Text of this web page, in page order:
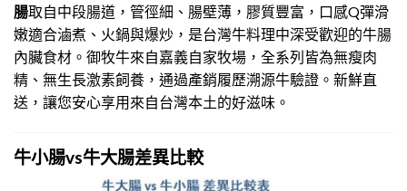
腸取自中段腸道，管徑細、腸壁薄，膠質豐富，口感Q彈滑
嫩適合滷煮、火鍋與爆炒，是台灣牛料理中深受歡迎的牛腸
內臟食材。御牧牛來自嘉義自家牧場，全系列皆為無瘦肉
精、無生長激素飼養，通過產銷履歷溯源牛驗證。新鮮直
送，讓您安心享用來自台灣本土的好滋味。
牛小腸vs牛大腸差異比較